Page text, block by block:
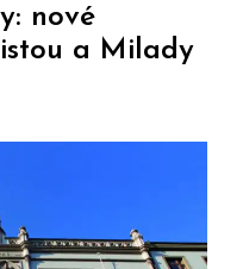
nové
a Milady